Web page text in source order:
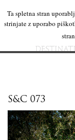
S&C 073
Ta spletna stran
strinjate z uporabo